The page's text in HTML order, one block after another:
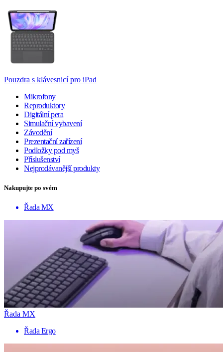
Pouzdra s klávesnicí pro iPad
Mikrofony
Reproduktory
Digitální pera
Simulační vybavení
Závodění
Prezentační zařízení
Podložky pod myš
Příslušenství
Nejprodávanější produkty
Nakupujte po svém
Řada MX
Řada MX
Řada Ergo